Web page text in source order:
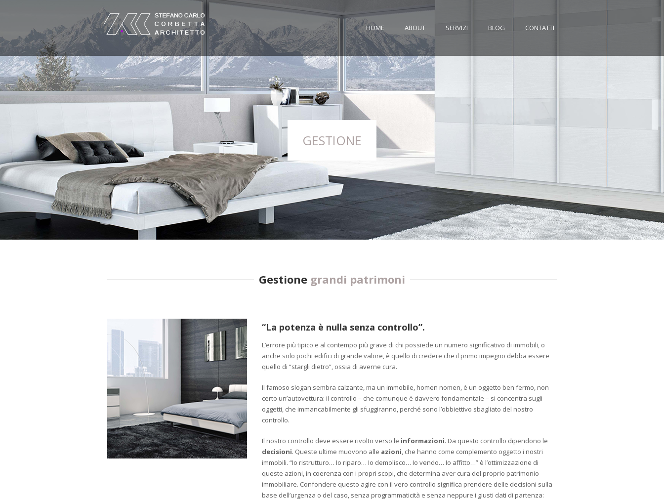
HOME ABOUT SERVIZI BLOG CONTATTI
GESTIONE
Gestione grandi patrimoni
“La potenza è nulla senza controllo”.
L’errore più tipico e al contempo più grave di chi possiede un numero significativo di immobili, o
anche solo pochi edifici di grande valore, è quello di credere che il primo impegno debba essere
quello di “stargli dietro”, ossia di averne cura.
Il famoso slogan sembra calzante, ma un immobile, homen nomen, è un oggetto ben fermo, non
certo un’autovettura: il controllo – che comunque è davvero fondamentale – si concentra sugli
oggetti, che immancabilmente gli sfuggiranno, perché sono l’obbiettivo sbagliato del nostro
controllo.
Il nostro controllo deve essere rivolto verso le informazioni. Da questo controllo dipendono le
decisioni. Queste ultime muovono alle azioni, che hanno come complemento oggetto i nostri
immobili. “Io ristrutturo… Io riparo… Io demolisco… Io vendo… Io affitto…” è l’ottimizzazione di
queste azioni, in coerenza con i propri scopi, che determina aver cura del proprio patrimonio
immobiliare. Confondere questo agire con il vero controllo significa prendere delle decisioni sulla
base dell’urgenza o del caso, senza programmaticità e senza neppure i giusti dati di partenza: